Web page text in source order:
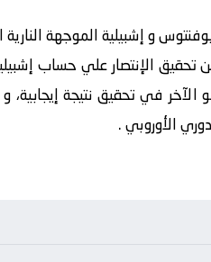
و إشبيلية الموجهة
الإنتصار علي حساب
في تحقيق نتيجة